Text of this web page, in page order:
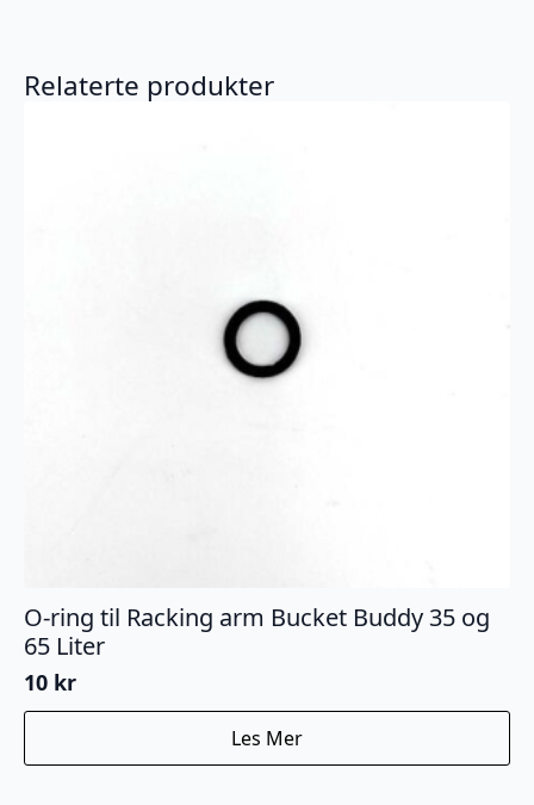
Relaterte produkter
O-ring til Racking arm Bucket Buddy 35 og
65 Liter
10 kr
Les Mer